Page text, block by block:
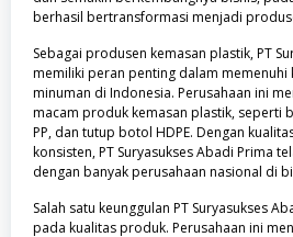
berhasil bertransformasi menjadi
Sebagai produsen kemasan plastik, PT
memiliki peran penting dalam memenuhi
minuman di Indonesia. Perusahaan ini
macam produk kemasan plastik, seperti
PP, dan tutup botol HDPE. Dengan
konsisten, PT Suryasukses Abadi Prima
dengan banyak perusahaan nasional di
Salah satu keunggulan PT Suryasukses
pada kualitas produk. Perusahaan ini